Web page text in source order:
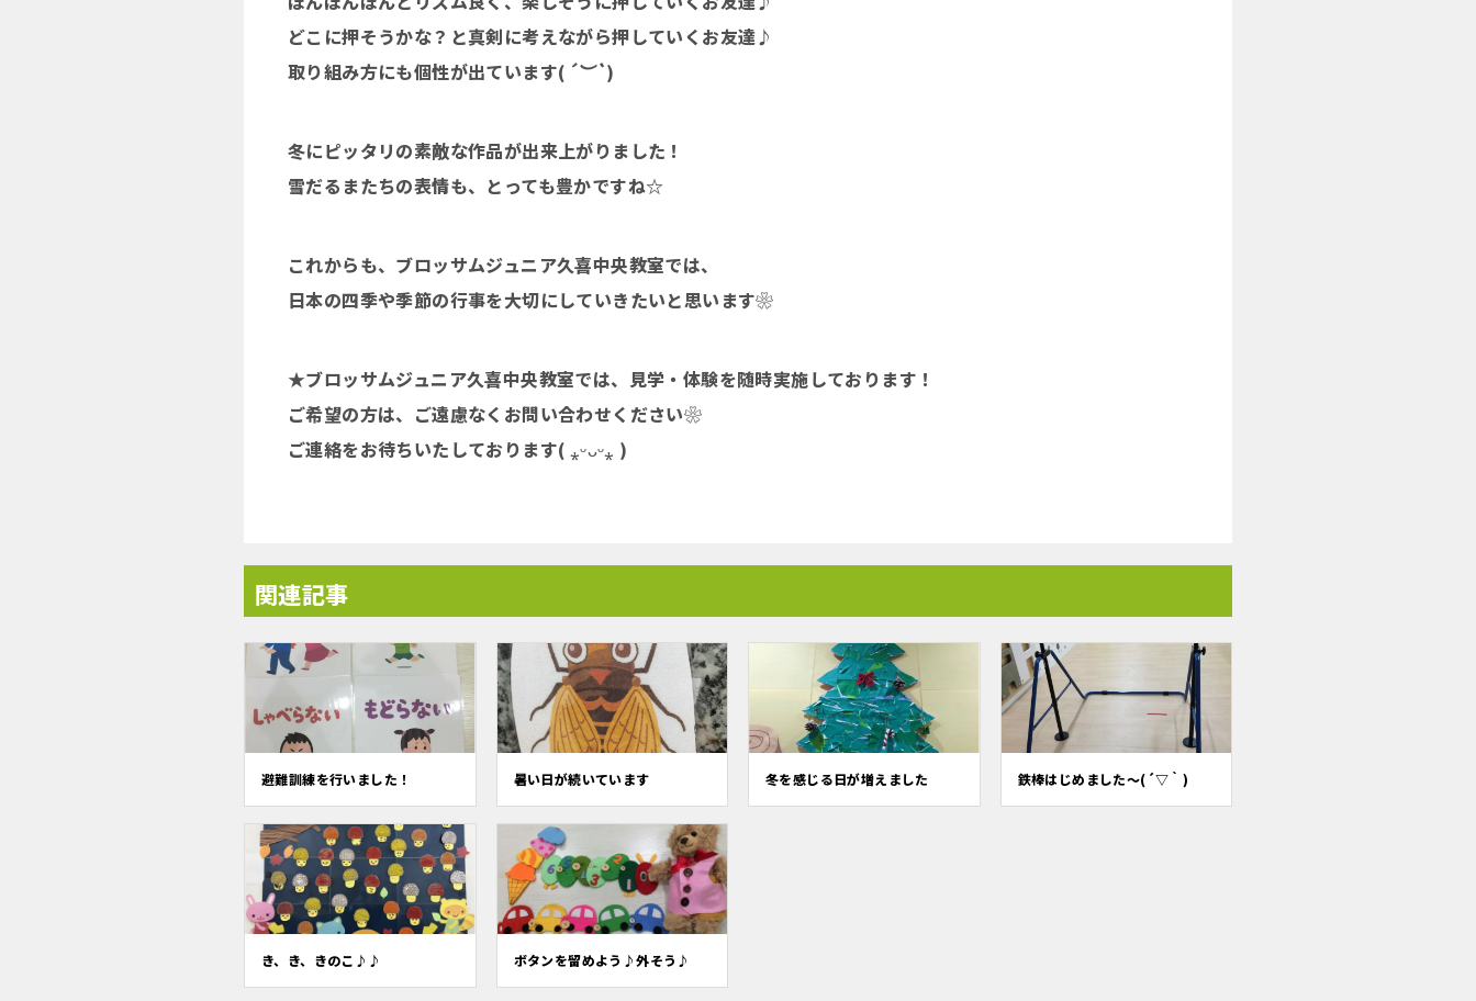
どこに押そうかな？と真剣に考えながら押していくお友達♪
取り組み方にも個性が出ています( ´︶`)
冬にピッタリの素敵な作品が出来上がりました！
雪だるまたちの表情も、とっても豊かですね☆
これからも、ブロッサムジュニア久喜中央教室では、
日本の四季や季節の行事を大切にしていきたいと思います❀
★ブロッサムジュニア久喜中央教室では、見学・体験を随時実施しております！
ご希望の方は、ご遠慮なくお問い合わせください❀
ご連絡をお待ちいたしております( ⁎ᵕᴗᵕ⁎ )
関連記事
避難訓練を行いました！ 暑い日が続いています 冬を感じる日が増えました 鉄棒はじめました～(´▽｀)
き、き、きのこ♪♪ ボタンを留めよう♪外そう♪